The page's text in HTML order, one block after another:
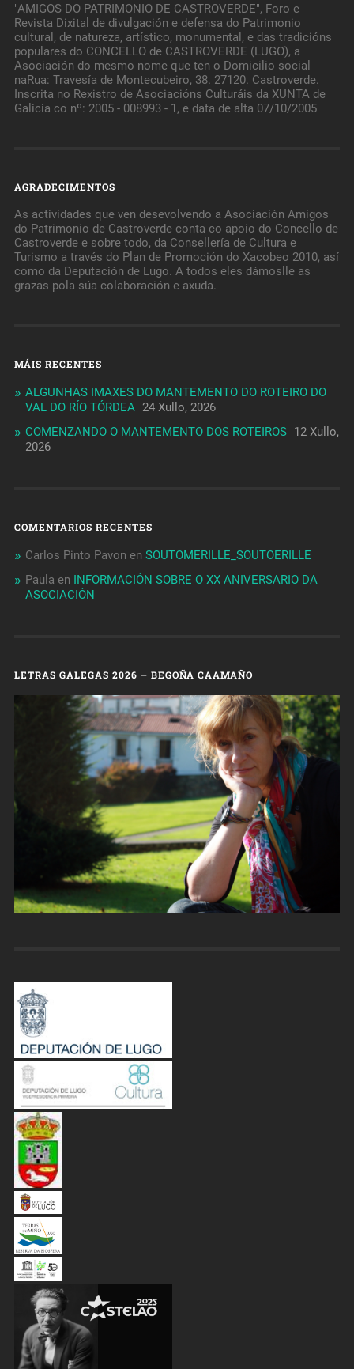
"AMIGOS DO PATRIMONIO DE CASTROVERDE", Foro e
Revista Dixital de divulgación e defensa do Patrimonio
cultural, de natureza, artístico, monumental, e das tradicións
populares do CONCELLO de CASTROVERDE (LUGO), a
Asociación do mesmo nome que ten o Domicilio social
naRua: Travesía de Montecubeiro, 38. 27120. Castroverde.
Inscrita no Rexistro de Asociacións Culturáis da XUNTA de
Galicia co nº: 2005 - 008993 - 1, e data de alta 07/10/2005
AGRADECIMENTOS
As actividades que ven desevolvendo a Asociación Amigos
do Patrimonio de Castroverde conta co apoio do Concello de
Castroverde e sobre todo, da Consellería de Cultura e
Turismo a través do Plan de Promoción do Xacobeo 2010, así
como da Deputación de Lugo. A todos eles dámoslle as
grazas pola súa colaboración e axuda.
MÁIS RECENTES
ALGUNHAS IMAXES DO MANTEMENTO DO ROTEIRO DO
VAL DO RÍO TÓRDEA 24 Xullo, 2026
COMENZANDO O MANTEMENTO DOS ROTEIROS 12 Xullo,
2026
COMENTARIOS RECENTES
Carlos Pinto Pavon en SOUTOMERILLE_SOUTOERILLE
Paula en INFORMACIÓN SOBRE O XX ANIVERSARIO DA
ASOCIACIÓN
LETRAS GALEGAS 2026 – BEGOÑA CAAMAÑO